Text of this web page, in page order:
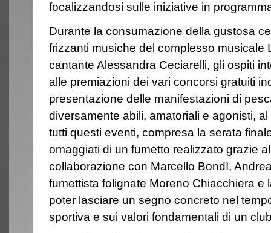
focalizzandosi sulle iniziative in
Durante la consumazione della gustosa
frizzanti musiche del complesso musicale
cantante Alessandra Ceciarelli, gli ospiti
alle premiazioni dei vari concorsi gratuiti
presentazione delle manifestazioni di
diversamente abili, amatoriali e agonisti,
tutti questi eventi, compresa la serata
omaggiati di un fumetto realizzato grazie
collaborazione con Marcello Bondì,
fumettista folignate Moreno Chiacchiera e
poter lasciare un segno concreto nel
sportiva e sui valori fondamentali di un